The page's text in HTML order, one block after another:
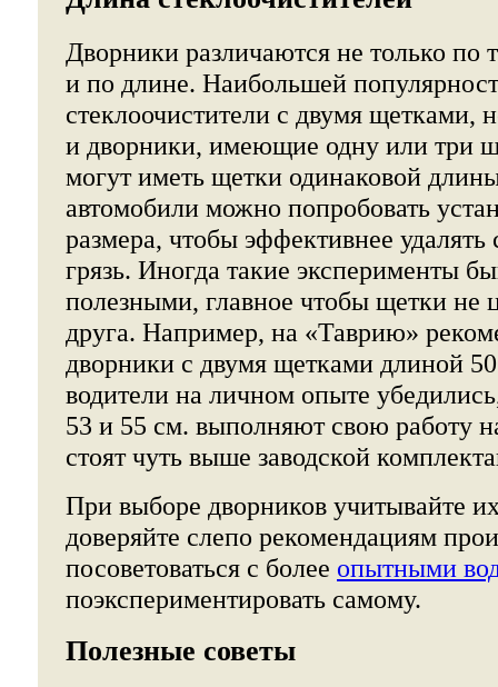
Дворники различаются не только по
и по длине. Наибольшей
стеклоочистители с двумя щетками,
и дворники, имеющие одну или три
могут иметь щетки одинаковой
автомобили можно попробовать
размера, чтобы эффективнее удалять
грязь. Иногда такие эксперименты
полезными, главное чтобы щетки не
друга. Например, на «Таврию»
дворники с двумя щетками длиной
водители на личном опыте
53 и 55 см. выполняют свою работу
стоят чуть выше заводской
При выборе дворников учитывайте
доверяйте слепо рекомендациям
посоветоваться с более опытными
поэкспериментировать самому.
Полезные советы